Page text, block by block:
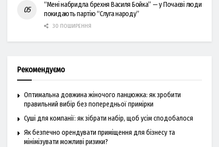
“Мені набридла брехня Василя Бойка” — у Почаєві люди
покидають партію “Слуга народу”
30 ПОШИРЕННЯ
Рекомендуємо
Оптимальна довжина жіночого ланцюжка: як зробити
правильний вибір без попередньої примірки
Суші для компанії: як зібрати набір, щоб усім сподобалося
Як безпечно орендувати приміщення для бізнесу та
мінімізувати можливі ризики?